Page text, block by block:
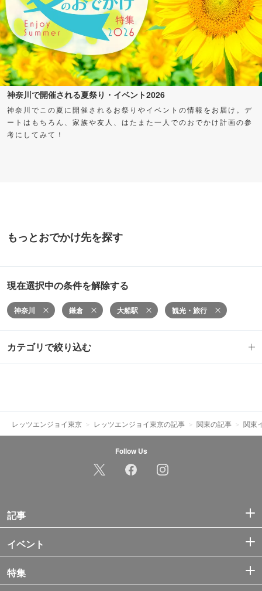
神奈川で開催される夏祭り・イベント2026
神奈川でこの夏に開催されるお祭りやイベントの情報をお届け。デ
ートはもちろん、家族や友人、はたまた一人でのおでかけ計画の参
考にしてみて！
もっとおでかけ先を探す
現在選択中の条件を解除する
神奈川 鎌倉 大船駅 観光・旅行
カテゴリで絞り込む
レッツエンジョイ東京 レッツエンジョイ東京の記事 関東の記事 関東
Follow Us
記事
イベント
特集